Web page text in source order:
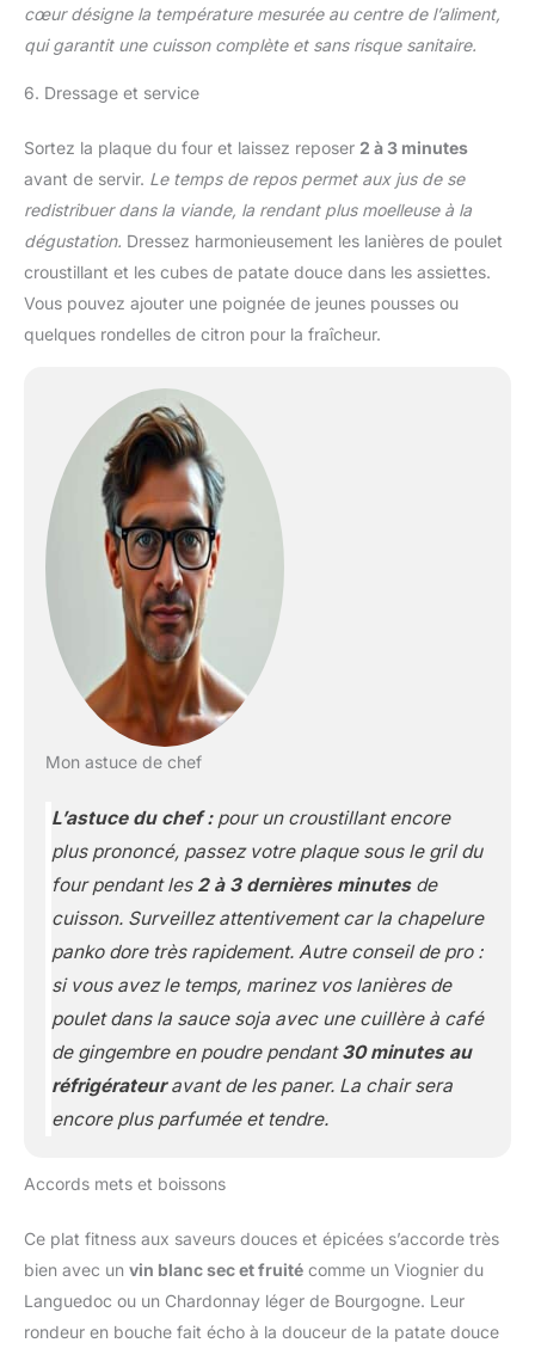
cœur désigne la température mesurée au centre de l’aliment,
qui garantit une cuisson complète et sans risque sanitaire.
6. Dressage et service
Sortez la plaque du four et laissez reposer 2 à 3 minutes
avant de servir. Le temps de repos permet aux jus de se
redistribuer dans la viande, la rendant plus moelleuse à la
dégustation. Dressez harmonieusement les lanières de poulet
croustillant et les cubes de patate douce dans les assiettes.
Vous pouvez ajouter une poignée de jeunes pousses ou
quelques rondelles de citron pour la fraîcheur.
Mon astuce de chef
L’astuce du chef :pour un croustillant encore
plus prononcé, passez votre plaque sous le gril du
four pendant les 2 à 3 dernières minutesde
cuisson. Surveillez attentivement car la chapelure
panko dore très rapidement. Autre conseil de pro :
si vous avez le temps, marinez vos lanières de
poulet dans la sauce soja avec une cuillère à café
de gingembre en poudre pendant30 minutes au
réfrigérateuravant de les paner. La chair sera
encore plus parfumée et tendre.
Accords mets et boissons
Ce plat fitness aux saveurs douces et épicées s’accorde très
bien avec un vin blanc sec et fruité comme un Viognier du
Languedoc ou un Chardonnay léger de Bourgogne. Leur
rondeur en bouche fait écho à la douceur de la patate douce